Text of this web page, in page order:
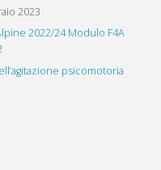
2023
2022/24 Modulo F4A
psicomotoria